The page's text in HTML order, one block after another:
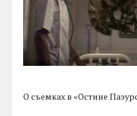
О съемках в «Остине